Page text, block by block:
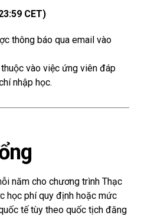
CET)
thông báo qua email vào
vào việc ứng viên đáp
nhập học.
năm cho chương trình Thạc
học phí quy định hoặc mức
tế tùy theo quốc tịch đăng